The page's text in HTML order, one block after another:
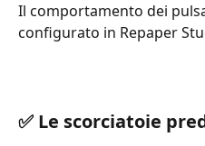
Il comportamento dei
configurato in Repaper
✅ Le scorciatoie